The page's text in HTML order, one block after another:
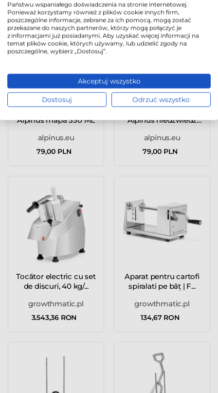
Kubek emaliowany
Alpinus mapa 350 ML
alpinus.eu
79,00 PLN
Kubek emaliowany
Alpinus niedźwiedź
alpinus.eu
79,00 PLN
Tocător electric cu set
de discuri, 40 kg/...
growthmatic.pl
3.543,36 RON
Aparat pentru cartofi
spiralati pe băț | F...
growthmatic.pl
134,67 RON
Państwu wspaniałego doświadczenia na stronie internetowej.
Ponieważ korzystamy również z plików cookie innych firm,
poszczególne informacje, zebrane za ich pomocą, mogą zostać
przekazane do naszych partnerów, którzy mogą połączyć je
z informacjami już posiadanymi. Aby uzyskać więcej informacji na
temat plików cookie, których używamy, lub udzielić zgody na
poszczególne, wybierz „Dostosuj”.
Akceptuj wszystko
Dostosuj Odrzuć wszystko